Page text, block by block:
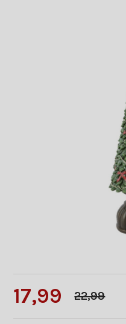
17,99 22,99